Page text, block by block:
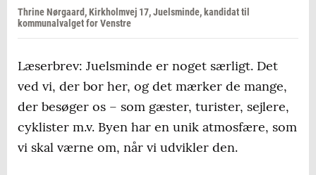
Thrine Nørgaard, Kirkholmvej 17, Juelsminde, kandidat til
kommunalvalget for Venstre
Læserbrev: Juelsminde er noget særligt. Det
ved vi, der bor her, og det mærker de mange,
der besøger os – som gæster, turister, sejlere,
cyklister m.v. Byen har en unik atmosfære, som
vi skal værne om, når vi udvikler den.